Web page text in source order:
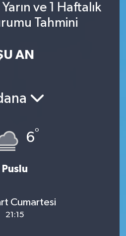
ve 1 Haftalık
Tahmini
AN
6°
Puslu
Cumartesi
21:15
ve Fikstür